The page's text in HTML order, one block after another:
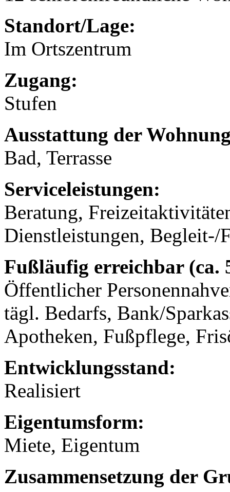
Standort/Lage:
Im Ortszentrum
Zugang:
Stufen
Ausstattung der
Bad, Terrasse
Serviceleistungen:
Beratung,
Dienstleistungen, Begleit-/
Fußläufig erreichbar (ca.
Öffentlicher
tägl. Bedarfs, Bank/
Apotheken, Fußpflege,
Entwicklungsstand:
Realisiert
Eigentumsform:
Miete, Eigentum
Zusammensetzung der